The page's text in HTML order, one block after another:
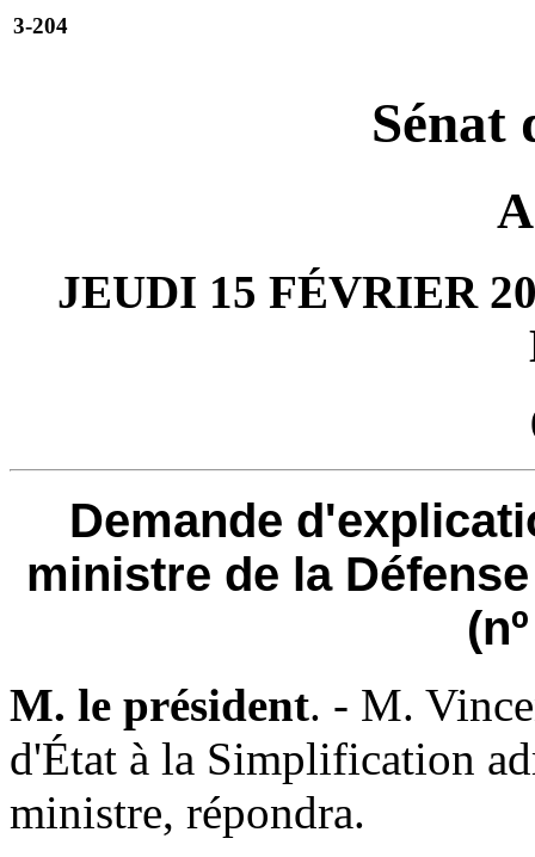
3-204
Sénat
JEUDI 15 FÉVRIER
Demande
ministre de la
M. le président. - M.
d'État à la Simplification
ministre, répondra.